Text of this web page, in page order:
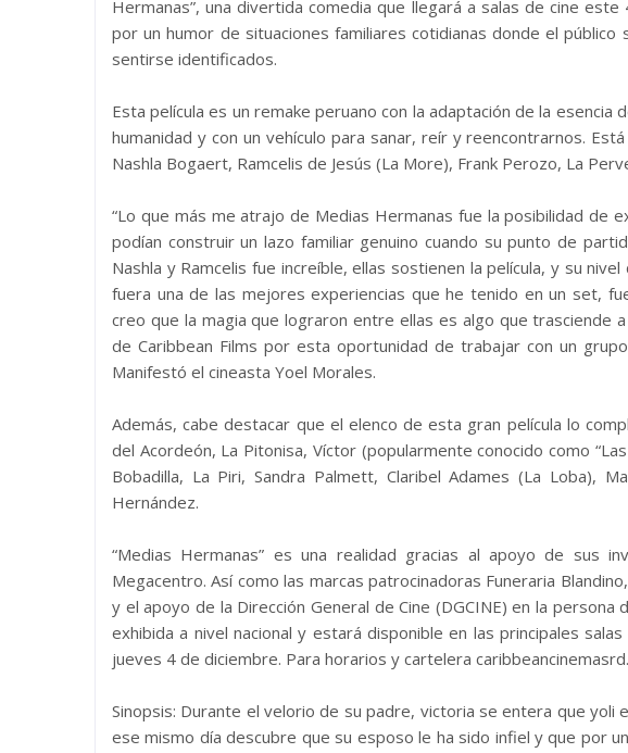
Hermanas”, una divertida comedia que llegará a salas de cine
por un humor de situaciones familiares cotidianas donde el
sentirse identificados.
Esta película es un remake peruano con la adaptación de la esencia
humanidad y con un vehículo para sanar, reír y reencontrarnos.
Nashla Bogaert, Ramcelis de Jesús (La More), Frank Perozo, La
“Lo que más me atrajo de Medias Hermanas fue la posibilidad de
podían construir un lazo familiar genuino cuando su punto de
Nashla y Ramcelis fue increíble, ellas sostienen la película, y su
fuera una de las mejores experiencias que he tenido en un set,
creo que la magia que lograron entre ellas es algo que trasciende
de Caribbean Films por esta oportunidad de trabajar con un
Manifestó el cineasta Yoel Morales.
Además, cabe destacar que el elenco de esta gran película lo
del Acordeón, La Pitonisa, Víctor (popularmente conocido como
Bobadilla, La Piri, Sandra Palmett, Claribel Adames (La Loba),
Hernández.
“Medias Hermanas” es una realidad gracias al apoyo de sus
Megacentro. Así como las marcas patrocinadoras Funeraria
y el apoyo de la Dirección General de Cine (DGCINE) en la persona
exhibida a nivel nacional y estará disponible en las principales
jueves 4 de diciembre. Para horarios y cartelera
Sinopsis: Durante el velorio de su padre, victoria se entera que yoli
ese mismo día descubre que su esposo le ha sido infiel y que por